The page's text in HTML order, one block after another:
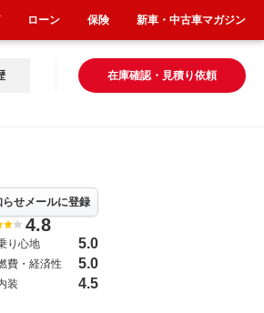
在庫確認・見積り依頼
らせメールに登録
4.8
り心地 5.0
費・経済性 5.0
装 4.5
ローン 保険 新車・中古車マガジン